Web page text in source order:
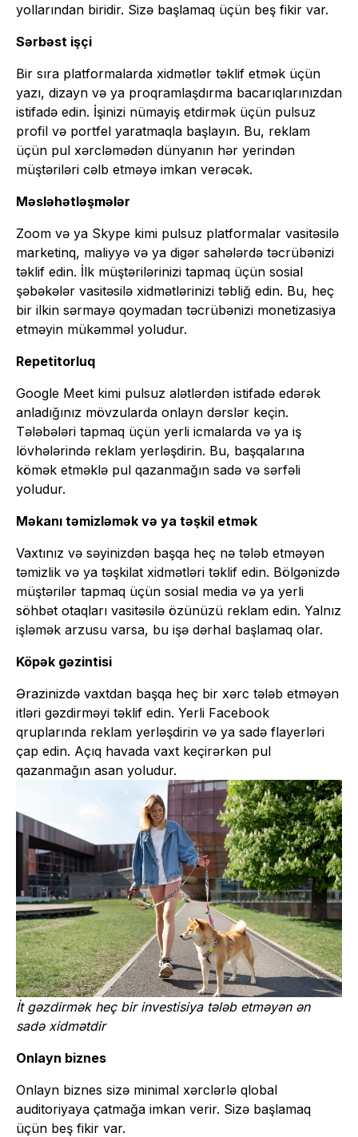
yollarından biridir. Sizə başlamaq üçün beş fikir var.
Sərbəst işçi
Bir sıra platformalarda xidmətlər təklif etmək üçün
yazı, dizayn və ya proqramlaşdırma bacarıqlarınızdan
istifadə edin. İşinizi nümayiş etdirmək üçün pulsuz
profil və portfel yaratmaqla başlayın. Bu, reklam
üçün pul xərcləmədən dünyanın hər yerindən
müştəriləri cəlb etməyə imkan verəcək.
Məsləhətləşmələr
Zoom və ya Skype kimi pulsuz platformalar vasitəsilə
marketinq, maliyyə və ya digər sahələrdə təcrübənizi
təklif edin. İlk müştərilərinizi tapmaq üçün sosial
şəbəkələr vasitəsilə xidmətlərinizi təbliğ edin. Bu, heç
bir ilkin sərmayə qoymadan təcrübənizi monetizasiya
etməyin mükəmməl yoludur.
Repetitorluq
Google Meet kimi pulsuz alətlərdən istifadə edərək
anladığınız mövzularda onlayn dərslər keçin.
Tələbələri tapmaq üçün yerli icmalarda və ya iş
lövhələrində reklam yerləşdirin. Bu, başqalarına
kömək etməklə pul qazanmağın sadə və sərfəli
yoludur.
Məkanı təmizləmək və ya təşkil etmək
Vaxtınız və səyinizdən başqa heç nə tələb etməyən
təmizlik və ya təşkilat xidmətləri təklif edin. Bölgənizdə
müştərilər tapmaq üçün sosial media və ya yerli
söhbət otaqları vasitəsilə özünüzü reklam edin. Yalnız
işləmək arzusu varsa, bu işə dərhal başlamaq olar.
Köpək gəzintisi
Ərazinizdə vaxtdan başqa heç bir xərc tələb etməyən
itləri gəzdirməyi təklif edin. Yerli Facebook
qruplarında reklam yerləşdirin və ya sadə flayerləri
çap edin. Açıq havada vaxt keçirərkən pul
qazanmağın asan yoludur.
İt gəzdirmək heç bir investisiya tələb etməyən ən
sadə xidmətdir
Onlayn biznes
Onlayn biznes sizə minimal xərclərlə qlobal
auditoriyaya çatmağa imkan verir. Sizə başlamaq
üçün beş fikir var.